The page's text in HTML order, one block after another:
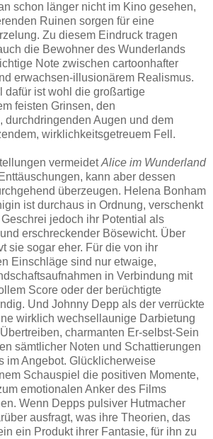
schon länger nicht im Kino gesehen,
Ruinen sorgen für eine
Zu diesem Eindruck tragen
die Bewohner des Wunderlands
Note zwischen cartoonhafter
erwachsen-illusionärem Realismus.
dafür ist wohl die großartige
feisten Grinsen, den
durchdringenden Augen und dem
wirklichkeitsgetreuem Fell.
vermeidetAlice im Wunderland
kann aber dessen
überzeugen. Helena Bonham
ist durchaus in Ordnung, verschenkt
jedoch ihr Potential als
erschreckender Bösewicht. Über
sie sogar eher. Für die von ihr
Einschläge sind nur etwaige,
in Verbindung mit
Score oder der berüchtigte
Und Johnny Depp als der verrückte
wirklich wechsellaunige Darbietung
charmanten Er-selbst-Sein
sämtlicher Noten und Schattierungen
im Angebot. Glücklicherweise
Schauspiel die positiven Momente,
emotionalen Anker des Films
Wenn Depps pulsiver Hutmacher
ausfragt, was ihre Theorien, das
ein Produkt ihrer Fantasie, für ihn zu